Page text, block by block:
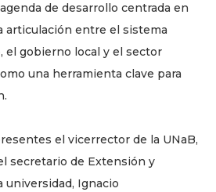
de desarrollo centrada en
articulación entre el sistema
gobierno local y el sector
una herramienta clave para
el vicerrector de la UNaB,
secretario de Extensión y
universidad, Ignacio